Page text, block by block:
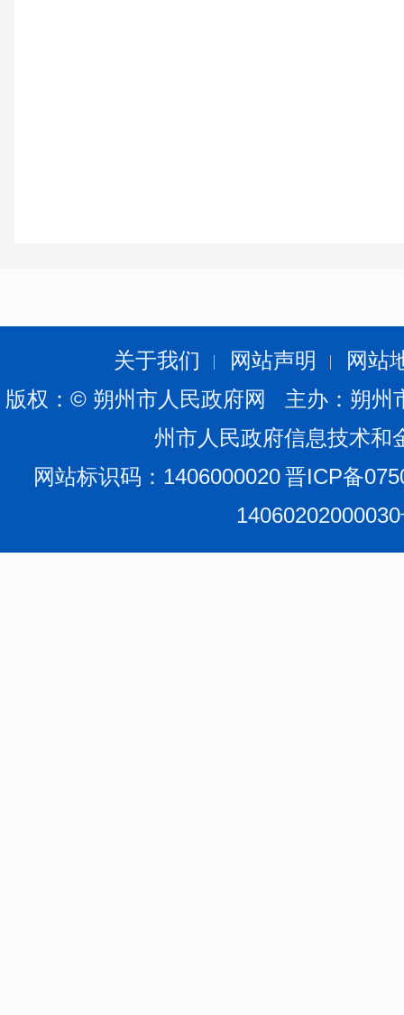
关于我们 网站声明
网站
版权：© 朔州市人民政府网 主办：朔
州市人民政府信息技术和
网站标识码：1406000020晋ICP备